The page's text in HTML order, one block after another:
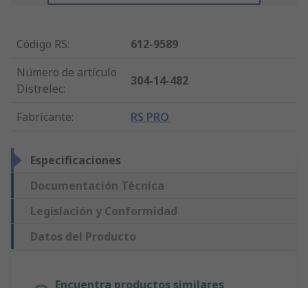
Código RS:
612-9589
Número de artículo
Distrelec:
304-14-482
Fabricante: RS PRO
Especificaciones
Documentación Técnica
Legislación y Conformidad
Datos del Producto
Encuentra productos similares